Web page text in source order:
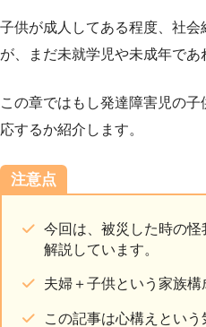
子供が成人してある程度、社
が、まだ未就学児や未成年であ
この章ではもし発達障害児の
応するか紹介します。
注意点
今回は、被災した時の
解説しています。
夫婦＋子供という家族構
この記事は心構えという